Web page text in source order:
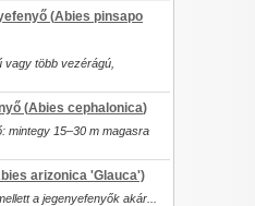
Access Privacy Policy
(Abies pinsapo
több vezérágú,
(Abies cephalonica)
mintegy 15–30 m magasra
arizonica 'Glauca')
a jegenyefenyők akár...